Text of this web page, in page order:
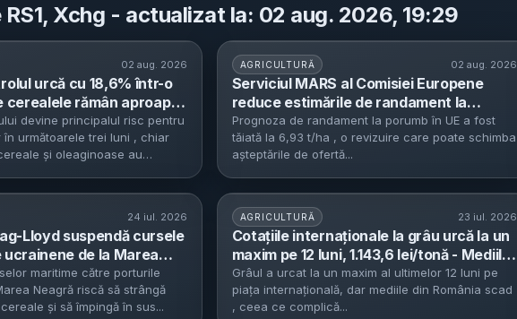
Xchg - actualizat la: 02 aug. 2026, 19:29
02 aug. 2026
urcă cu 18,6% într-o
cerealele rămân aproape
pentru costurile
în august–
devine principalul risc pentru
următoarele trei luni , chiar
și oleaginoase au
AGRICULTURĂ 02 aug. 2026
Serviciul MARS al Comisiei Europene
reduce estimările de randament la
porumb în UE la 6,93 t/ha - valurile de
căldură și deficitul de precipitații taie
prognozele pentru culturile de vară
Prognoza de randament la porumb în UE a fost
tăiată la 6,93 t/ha , o revizuire care poate schimba
așteptările de ofertă...
24 iul. 2026
Lloyd suspendă cursele
de la Marea
rusești blochează
și împing în sus
maritime către porturile
Neagră riscă să strângă
și să împingă în sus...
AGRICULTURĂ 23 iul. 2026
Cotațiile internaționale la grâu urcă la un
maxim pe 12 luni, 1.143,6 lei/tonă - Mediile
interne din România scad pe fondul
intrării recoltei noi
Grâul a urcat la un maxim al ultimelor 12 luni pe
piața internațională, dar mediile din România scad
, ceea ce complică...